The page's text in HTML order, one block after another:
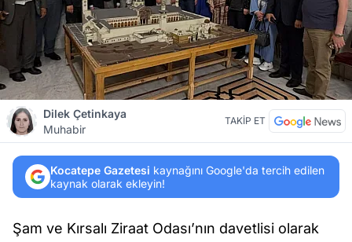
Dilek Çetinkaya
Muhabir
TAKİP ET
Kocatepe Gazetesi kaynağını Google'da tercih edilen
kaynak olarak ekleyin!
Şam ve Kırsalı Ziraat Odası’nın davetlisi olarak